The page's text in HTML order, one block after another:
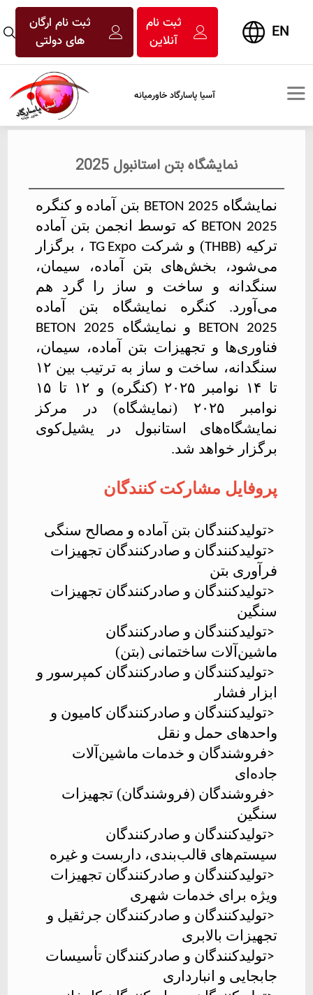
EN
ثبت نام
آنلاین
ثبت نام ارگان
های دولتی
آسیا پاسارگاد خاورمیانه
نمایشگاه بتن استانبول 2025
نمایشگاه BETON 2025 بتن آماده و کنگره
BETON 2025 که توسط انجمن بتن آماده
ترکیه (THBB) و شرکت Expo
TG ، برگزار
می‌شود، بخش‌های بتن آماده، سیمان،
سنگدانه و ساخت و ساز را گرد هم
می‌آورد. کنگره نمایشگاه بتن آماده
BETON 2025 و نمایشگاه BETON 2025
فناوری‌ها و تجهیزات بتن آماده، سیمان،
سنگدانه، ساخت و ساز به ترتیب بین ۱۲
تا ۱۴ نوامبر ۲۰۲۵ (کنگره) و ۱۲ تا ۱۵
نوامبر ۲۰۲۵ (نمایشگاه) در مرکز
نمایشگاه‌های استانبول در یشیل‌کوی
برگزار خواهد شد.
پروفایل مشارکت کنندگان
>تولیدکنندگان بتن آماده و مصالح سنگی
>تولیدکنندگان و صادرکنندگان تجهیزات
فرآوری بتن
>تولیدکنندگان و صادرکنندگان تجهیزات
سنگین
>تولیدکنندگان و صادرکنندگان
ماشین‌آلات ساختمانی (بتن)
>تولیدکنندگان و صادرکنندگان کمپرسور و
ابزار فشار
>تولیدکنندگان و صادرکنندگان کامیون و
واحدهای حمل و نقل
>فروشندگان و خدمات ماشین‌آلات
جاده‌ای
>فروشندگان (فروشندگان) تجهیزات
سنگین
>تولیدکنندگان و صادرکنندگان
سیستم‌های قالب‌بندی، داربست و غیره
>تولیدکنندگان و صادرکنندگان تجهیزات
ویژه برای خدمات شهری
>تولیدکنندگان و صادرکنندگان جرثقیل و
تجهیزات بالابری
>تولیدکنندگان و صادرکنندگان تأسیسات
جابجایی و انبارداری